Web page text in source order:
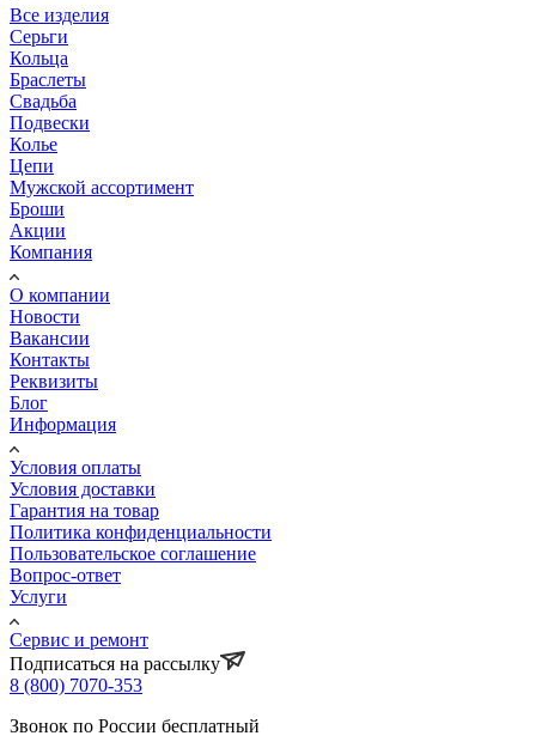
Все изделия
Серьги
Кольца
Браслеты
Свадьба
Подвески
Колье
Цепи
Мужской ассортимент
Броши
Акции
Компания
О компании
Новости
Вакансии
Контакты
Реквизиты
Блог
Информация
Условия оплаты
Условия доставки
Гарантия на товар
Политика конфиденциальности
Пользовательское соглашение
Вопрос-ответ
Услуги
Сервис и ремонт
Подписаться на рассылку
8 (800) 7070-353
Звонок по России бесплатный